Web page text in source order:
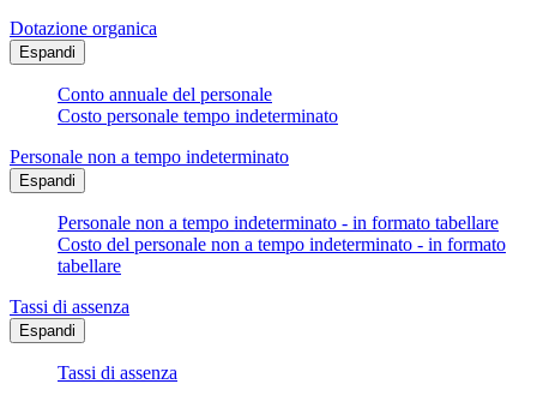
Dotazione organica
Espandi
Conto annuale del personale
Costo personale tempo indeterminato
Personale non a tempo indeterminato
Espandi
Personale non a tempo indeterminato - in formato tabellare
Costo del personale non a tempo indeterminato - in formato
tabellare
Tassi di assenza
Espandi
Tassi di assenza